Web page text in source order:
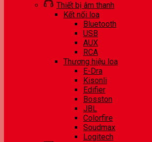
Thiết bị âm thanh
Kết nối loa
Bluetooth
USB
AUX
RCA
Thương hiệu loa
E-Dra
Kisonli
Edifier
Bosston
JBL
Colorfire
Soudmax
Logitech